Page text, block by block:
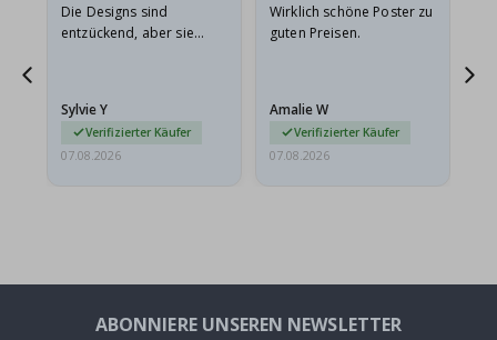
Die Designs sind
entzückend, aber sie
sie…
Sylvie Y
Verifizierter Käufer
07.08.2026
Wirklich schöne Poster zu
guten Preisen.
Amalie W
Verifizierter Käufer
07.08.2026
ABONNIERE UNSEREN NEWSLETTER